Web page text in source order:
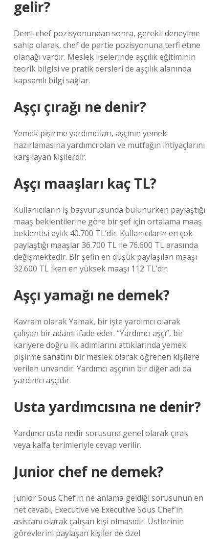
gelir?
Demi-chef pozisyonundan sonra, gerekli deneyime
sahip olarak, chef de partie pozisyonuna terfi etme
olanağı vardır. Meslek liselerinde aşçılık eğitiminin
teorik bilgisi ve pratik dersleri de aşçılık alanında
kapsamlı bilgi sağlar.
Aşçı çırağı ne denir?
Yemek pişirme yardımcıları, aşçının yemek
hazırlamasına yardımcı olan ve mutfağın ihtiyaçlarını
karşılayan kişilerdir.
Aşçı maaşları kaç TL?
Kullanıcıların iş başvurusunda bulunurken paylaştığı
maaş beklentilerine göre bir şef için ortalama maaş
beklentisi aylık 40.700 TL’dir. Kullanıcıların en çok
paylaştığı maaşlar 36.700 TL ile 76.600 TL arasında
değişmektedir. Bir şefin en düşük paylaşılan maaşı
32.600 TL iken en yüksek maaşı 112 TL’dir.
Aşçı yamağı ne demek?
Kavram olarak Yamak, bir işte yardımcı olarak
çalışan bir adamı ifade eder. “Yardımcı aşçı”, bir
kariyere doğru ilk adımlarını attıklarında yemek
pişirme sanatını bir meslek olarak öğrenen kişilere
verilen unvandır. Yardımcı aşçının bir diğer adı da
yardımcı aşçıdır.
Usta yardımcısına ne denir?
Yardımcı usta nedir sorusuna genel olarak çırak
veya kalfa terimleriyle cevap verilir.
Junior chef ne demek?
Junior Sous Chef’in ne anlama geldiği sorusunun en
net cevabı, Executive ve Executive Sous Chef’in
asistanı olarak çalışan kişi olmasıdır. Üstlerinin
görevlerini paylaşan kişiler de özel